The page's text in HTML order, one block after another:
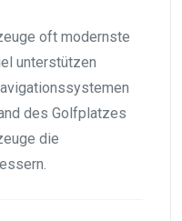
oft modernste
unterstützen
des Golfplatzes
die